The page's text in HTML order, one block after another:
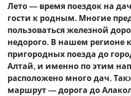
Лето — время поездок на
гости к родным. Многие
пользоваться железной
недорого. В нашем регионе
пригородных поезда до
Алтай, и именно по этим
расположено много дач.
маршрут — дорога до